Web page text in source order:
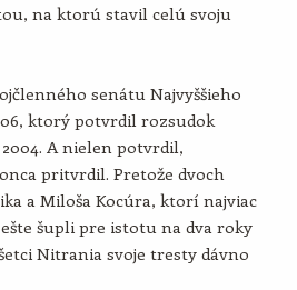
na ktorú stavil celú svoju
senátu Najvyššieho
ktorý potvrdil rozsudok
A nielen potvrdil,
pritvrdil. Pretože dvoch
a Miloša Kocúra, ktorí najviac
šupli pre istotu na dva roky
Nitrania svoje tresty dávno